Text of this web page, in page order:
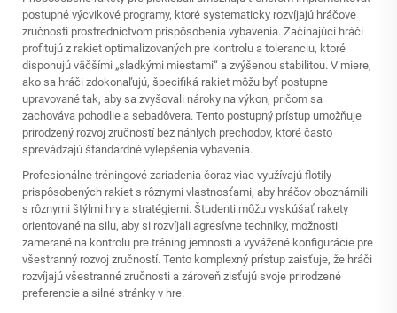
postupné výcvikové programy, ktoré systematicky rozvíjajú hráčove
zručnosti prostredníctvom prispôsobenia vybavenia. Začínajúci hráči
profitujú z rakiet optimalizovaných pre kontrolu a toleranciu, ktoré
disponujú väčšími „sladkými miestami“ a zvýšenou stabilitou. V miere,
ako sa hráči zdokonaľujú, špecifiká rakiet môžu byť postupne
upravované tak, aby sa zvyšovali nároky na výkon, pričom sa
zachováva pohodlie a sebadôvera. Tento postupný prístup umožňuje
prirodzený rozvoj zručností bez náhlych prechodov, ktoré často
sprevádzajú štandardné vylepšenia vybavenia.
Profesionálne tréningové zariadenia čoraz viac využívajú flotily
prispôsobených rakiet s rôznymi vlastnosťami, aby hráčov oboznámili
s rôznymi štýlmi hry a stratégiemi. Študenti môžu vyskúšať rakety
orientované na silu, aby si rozvíjali agresívne techniky, možnosti
zamerané na kontrolu pre tréning jemnosti a vyvážené konfigurácie pre
všestranný rozvoj zručností. Tento komplexný prístup zaisťuje, že hráči
rozvíjajú všestranné zručnosti a zároveň zisťujú svoje prirodzené
preferencie a silné stránky v hre.